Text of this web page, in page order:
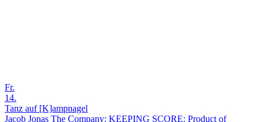
Fr.
14.
Tanz auf [K]ampnagel
Jacob Jonas The Company: KEEPING SCORE: Product of